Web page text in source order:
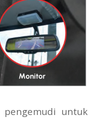
untuk